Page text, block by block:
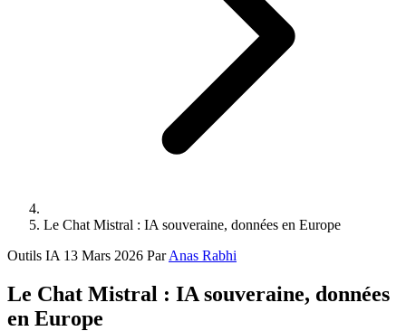
Le Chat Mistral : IA souveraine, données en Europe
Outils IA 13 Mars 2026 ParAnas Rabhi
Le Chat Mistral : IA souveraine, données
en Europe